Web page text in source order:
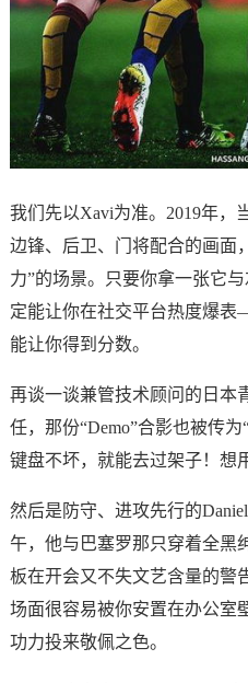
我们先以Xavi为准。2019年，
边锋、后卫、门将配合的画面
力”的场景。只要你拿一张它
定能让你在社交平台热度爆
能让你得到分数。
再谈一谈兼管技术顾问的日
任，那份“Demo”合影也被传为
键盘不坏，就能去过架子！想
然后是防守、进攻先行的
午，他与巴塞罗那只穿着全黑
板在开会又不失文艺含量的警
场面很容易被你安置在办公室
功力投来敬佩之色。